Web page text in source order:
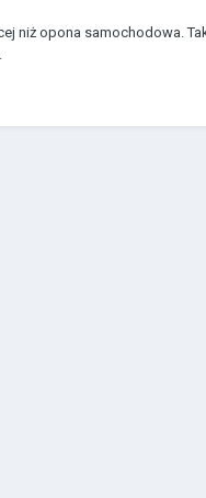
niż opona samochodowa.